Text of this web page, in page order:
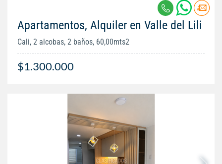
Apartamentos, Alquiler en Valle del Lili
Cali, 2 alcobas, 2 baños, 60,00mts2
$1.300.000